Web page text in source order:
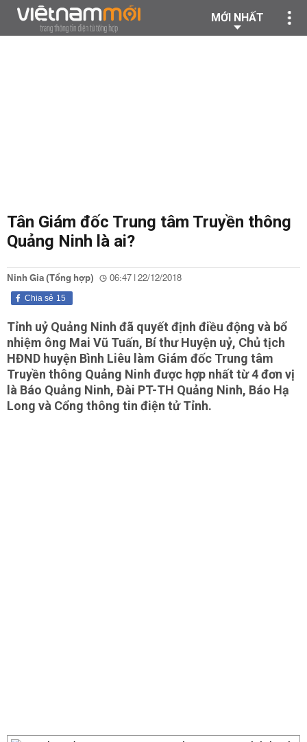
MỚI NHẤT
Tân Giám đốc Trung tâm Truyền thông
Quảng Ninh là ai?
Ninh Gia (Tổng hợp) 06:47 | 22/12/2018
15
Chia sẻ
Tỉnh uỷ Quảng Ninh đã quyết định điều động và bổ
nhiệm ông Mai Vũ Tuấn, Bí thư Huyện uỷ, Chủ tịch
HĐND huyện Bình Liêu làm Giám đốc Trung tâm
Truyền thông Quảng Ninh được hợp nhất từ 4 đơn vị
là Báo Quảng Ninh, Đài PT-TH Quảng Ninh, Báo Hạ
Long và Cổng thông tin điện tử Tỉnh.